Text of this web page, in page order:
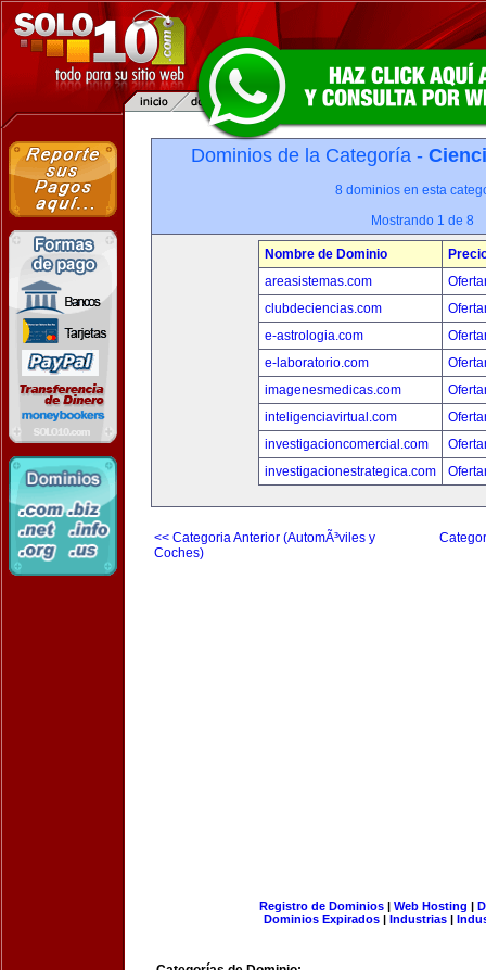
Dominios de la Categoría -
8 dominios en esta
Mostrando 1 de 8
Nombre de Dominio
areasistemas.com
clubdeciencias.com
e-astrologia.com
e-laboratorio.com
imagenesmedicas.com
inteligenciavirtual.com
investigacioncomercial.com
investigacionestrategica.com
<< Categoria Anterior (AutomÃ³viles y
Coches)
Registro de Dominios| Web Hosting |
Dominios Expirados | Industrias |